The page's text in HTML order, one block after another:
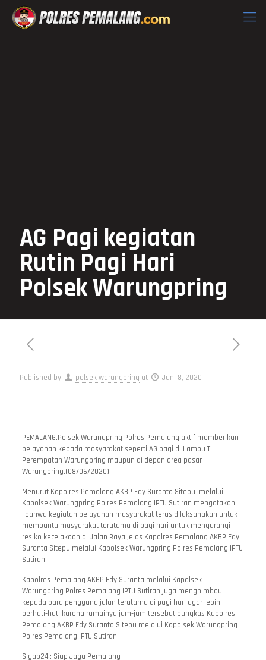
AG Pagi kegiatan
Rutin Pagi Hari
Polsek Warungpring
Published by polsek warungpring at Juni 8, 2020
PEMALANG.Polsek Warungpring Polres Pemalang aktif memberikan
pelayanan kepada masyarakat seperti AG pagi di Lampu TL
Perempatan Warungpring maupun di depan area pasar
Warungpring.(08/06/2020).
Menurut Kapolres Pemalang AKBP Edy Suranta Sitepu melalui
Kapolsek Warungpring Polres Pemalang IPTU Sutiran mengatakan
“bahwa kegiatan pelayanan masyarakat terus dilaksanakan untuk
membantu masyarakat terutama di pagi hari untuk mengurangi
resiko kecelakaan di Jalan Raya jelas Kapolres Pemalang AKBP Edy
Suranta Sitepu melalui Kapolsek Warungpring Polres Pemalang IPTU
Sutiran.
Kapolres Pemalang AKBP Edy Suranta melalui Kapolsek
Warungpring Polres Pemalang IPTU Sutiran juga menghimbau
kepada para pengguna jalan terutama di pagi hari agar lebih
berhati-hati karena ramainya jam-jam tersebut pungkas Kapolres
Pemalang AKBP Edy Suranta Sitepu melalui Kapolsek Warungpring
Polres Pemalang IPTU Sutiran.
Sigap24 : Siap Jaga Pemalang